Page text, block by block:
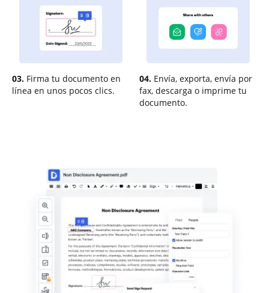
03. Firma tu documento en
línea en unos pocos clics.
04. Envía, exporta, envía por
fax, descarga o imprime tu
documento.